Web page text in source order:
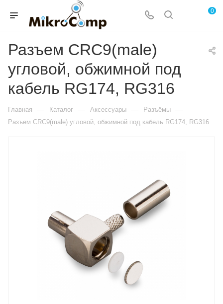
0
Разъем CRC9(male)
угловой, обжимной под
кабель RG174, RG316
Главная — Каталог — Аксессуары — Разъёмы —
Разъем CRC9(male) угловой, обжимной под кабель RG174, RG316